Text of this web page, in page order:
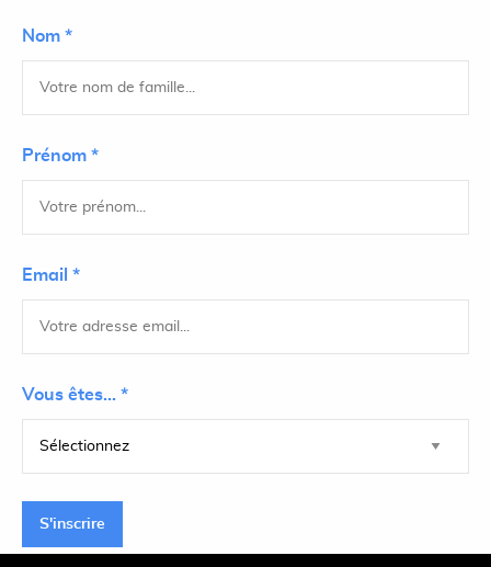
Nom *
Prénom *
Email *
Vous êtes... *
S'inscrire